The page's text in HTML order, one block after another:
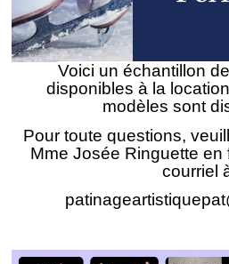
Voici un échantillon
disponibles à la
modèles sont
Pour toute questions,
Mme Josée Ringuette en
courriel